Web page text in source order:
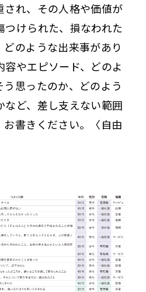
され、その人格や価値が
けられた、損なわれた
のような出来事があり
容やエピソード、どのよ
思ったのか、どのよう
など、差し支えない範囲
書きください。〈自由